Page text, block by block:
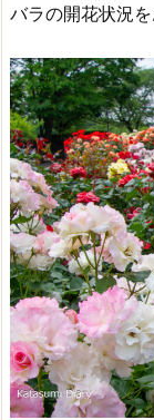
バラの開花状況